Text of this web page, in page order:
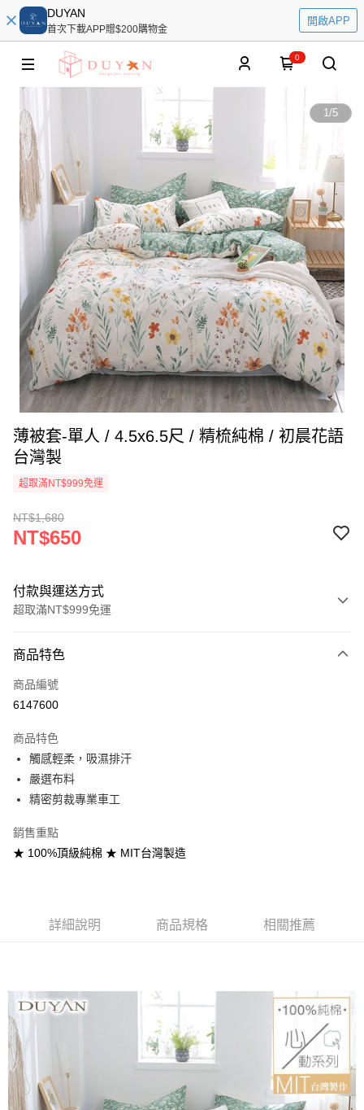
DUYAN
首次下載APP贈$200購物金
開啟APP
0
1/5
薄被套-單人 / 4.5x6.5尺 / 精梳純棉 / 初晨花語
台灣製
超取滿NT$999免運
NT$1,680
NT$650
付款與運送方式
超取滿NT$999免運
信用卡一次付款
信用卡分期付款
合作金庫商業銀行
華南商業銀行
上海商業儲蓄銀行
國泰世華商業銀行
匯豐（台灣）商業銀行
聯邦商業銀行
台灣樂天信用卡公司
超商取貨付款
LINE Pay
悠遊付
大哥付你分期
2.付款方式選擇「大哥付你分期」，訂單成立後會自動跳轉到大哥付的交易
流程，驗證手機門號後，選擇欲分期的期數、繳款截止日，確認付款後即完
3.實際核准額度、可分期數及費用金額請依後續交易確認頁面所載為準。
4.訂單成立30分鐘內，如未前往確認交易或遇審核未通過，訂單將自動取
消。如遇「轉專審核」未通過狀況，表示未達大哥付你分期系統評分，恕無
法說明評估內容。
【繳款方式說明】
相關說明
AFTEE先享後付是「在收到商品之後才付款」的支付方式。 讓您購物簡單
便利好安心！
１．簡單：不需註冊會員、不需綁卡、不需儲值。
２．便利：只要手機號碼，簡訊認證，即可結帳。
３．安心：先確認商品／服務後，再付款。
Hami Point
相關說明
「Hami Point」為中華電信所提供之點數服務，可於會員專區綁定中華電信
會員帳號後，即可在購物車使用 Hami Point 折抵消費金額 (1點等於1元)。
ATM付款
商品特色
商品編號
6147600
商品特色
觸感輕柔，吸濕排汗
嚴選布料
精密剪裁專業車工
銷售重點
★ 100%頂級純棉 ★ MIT台灣製造
詳細說明 商品規格 相關推薦